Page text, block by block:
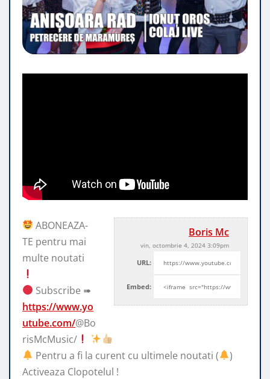
Boris Mc
vin, octombrie 4, 2024 3:09pm
URL:
Embed:
ABONEAZA-
TE pentru mai
multe noutati
Subscribe ➠
https://www.yo
utube.com/@Bo
risMcMusic/
Pentru a fi la curent cu ultimele noutati (
)
Activeaza Clopotelul !